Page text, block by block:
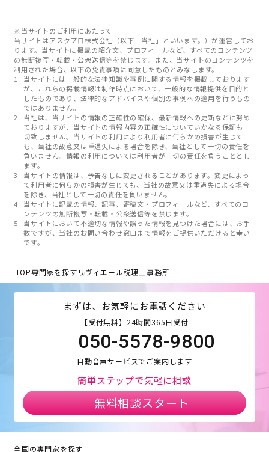
※当サイトのご利用にあたって
当サイトはアスクプロ株式会社（以下「当社」といいます。）が運営してお
ります。当サイトに掲載の紹介文、プロフィールなど、すべてのコンテンツ
の無断複写・転載・公衆送信等を禁じます。また、当サイトのコンテンツを
利用された場合、以下の免責事項に同意したものとみなします。
当サイトには一般的な法律知識や事例に関する情報を掲載しております
が、これらの掲載情報は制作時点において、一般的な情報提供を目的と
したものであり、法律的なアドバイスや個別の事例への適用を行うもの
ではありません。
当社は、当サイトの情報の正確性の確保、最新情報への更新などに努め
ておりますが、当サイトの情報内容の正確性についていかなる保証も一
切致しません。当サイトの利用により利用者に何らかの損害が生じて
も、当社の故意又は重過失による場合を除き、当社として一切の責任を
負いません。情報の利用については利用者が一切の責任を負うこととし
ます。
当サイトの情報は、予告なしに変更されることがあります。変更によっ
て利用者に何らかの損害が生じても、当社の故意又は重過失による場合
を除き、当社として一切の責任を負いません。
当サイトに記載の情報、記事、寄稿文・プロフィールなど、すべてのコ
ンテンツの無断複写・転載・公衆送信等を禁じます。
当サイトにおいて不適切な情報や誤った情報を見つけた場合には、お手
数ですが、当社のお問い合わせ窓口まで情報をご提供いただけると幸い
です。
TOP専門家を探す リヴィエール税理士事務所
まずは、お気軽にお電話ください
【受付無料】24時間365日受付
050-5578-9800
自動音声サービスでご案内します
簡単ステップで気軽に相談
無料相談スタート
全国の専門家を探す